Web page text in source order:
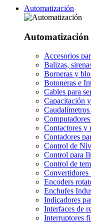
Automatización
Automatización
Accesorios
Balizas,
Borneras y
Botoneras e
Cables para
Capacitación
Caudalímetros
Contactores y
Contadores
Control de
Control para
Control de
Convertidores
Encoders
Enchufes
Indicadores
Interfaces de
Interruptores